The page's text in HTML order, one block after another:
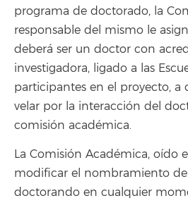
programa de doctorado, la
responsable del mismo le
deberá ser un doctor con
investigadora, ligado a las
participantes en el proyecto, a
velar por la interacción del
comisión académica.
La Comisión Académica, oído
modificar el nombramiento
doctorando en cualquier